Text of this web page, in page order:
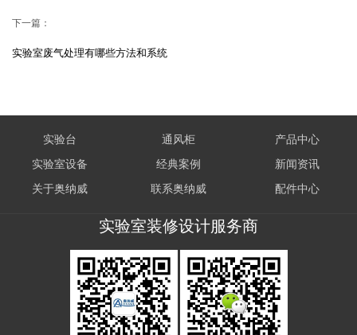
下一篇：
实验室废气处理有哪些方法和系统
实验台 通风柜
产品中心
实验室设备
经典案例
新闻资讯
关于奥纳威
联系奥纳威 配件中心
实验室装修设计服务商